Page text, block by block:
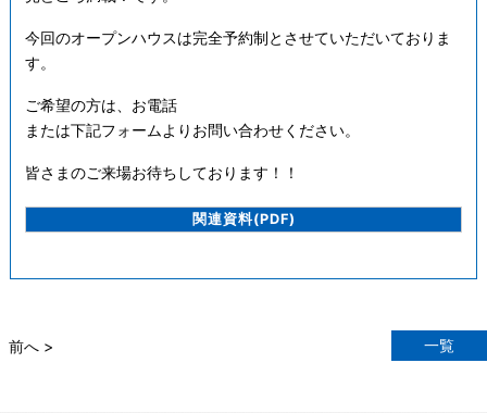
今回のオープンハウスは完全予約制とさせていただいておりま
す。
ご希望の方は、お電話
または下記フォームよりお問い合わせください。
皆さまのご来場お待ちしております！！
関連資料(PDF)
一覧
前へ >